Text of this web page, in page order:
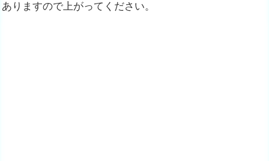
ありますので上がってください。